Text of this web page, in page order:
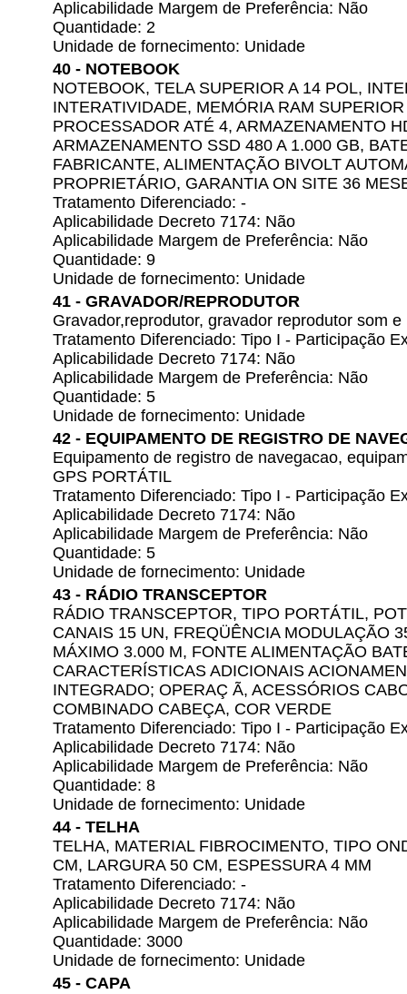
Aplicabilidade Margem de Preferência: Não
Quantidade: 2
Unidade de fornecimento: Unidade
40 - NOTEBOOK
NOTEBOOK, TELA SUPERIOR A 14 POL,
INTERATIVIDADE, MEMÓRIA RAM
PROCESSADOR ATÉ 4, ARMAZENAMENTO
ARMAZENAMENTO SSD 480 A 1.000 GB,
FABRICANTE, ALIMENTAÇÃO BIVOLT
PROPRIETÁRIO, GARANTIA ON SITE 36
Tratamento Diferenciado: -
Aplicabilidade Decreto 7174: Não
Aplicabilidade Margem de Preferência: Não
Quantidade: 9
Unidade de fornecimento: Unidade
41 - GRAVADOR/REPRODUTOR
Gravador,reprodutor, gravador reprodutor som
Tratamento Diferenciado: Tipo I - Participação
Aplicabilidade Decreto 7174: Não
Aplicabilidade Margem de Preferência: Não
Quantidade: 5
Unidade de fornecimento: Unidade
42 - EQUIPAMENTO DE REGISTRO DE
Equipamento de registro de navegacao,
GPS PORTÁTIL
Tratamento Diferenciado: Tipo I - Participação
Aplicabilidade Decreto 7174: Não
Aplicabilidade Margem de Preferência: Não
Quantidade: 5
Unidade de fornecimento: Unidade
43 - RÁDIO TRANSCEPTOR
RÁDIO TRANSCEPTOR, TIPO PORTÁTIL,
CANAIS 15 UN, FREQÜÊNCIA MODULAÇÃO
MÁXIMO 3.000 M, FONTE ALIMENTAÇÃO
CARACTERÍSTICAS ADICIONAIS
INTEGRADO; OPERAÇ Ã, ACESSÓRIOS
COMBINADO CABEÇA, COR VERDE
Tratamento Diferenciado: Tipo I - Participação
Aplicabilidade Decreto 7174: Não
Aplicabilidade Margem de Preferência: Não
Quantidade: 8
Unidade de fornecimento: Unidade
44 - TELHA
TELHA, MATERIAL FIBROCIMENTO, TIPO
CM, LARGURA 50 CM, ESPESSURA 4 MM
Tratamento Diferenciado: -
Aplicabilidade Decreto 7174: Não
Aplicabilidade Margem de Preferência: Não
Quantidade: 3000
Unidade de fornecimento: Unidade
45 - CAPA